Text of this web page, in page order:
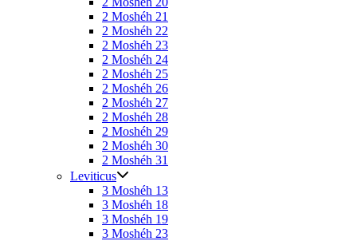
2 Moshéh 21
2 Moshéh 22
2 Moshéh 23
2 Moshéh 24
2 Moshéh 25
2 Moshéh 26
2 Moshéh 27
2 Moshéh 28
2 Moshéh 29
2 Moshéh 30
2 Moshéh 31
Leviticus
3 Moshéh 13
3 Moshéh 18
3 Moshéh 19
3 Moshéh 23